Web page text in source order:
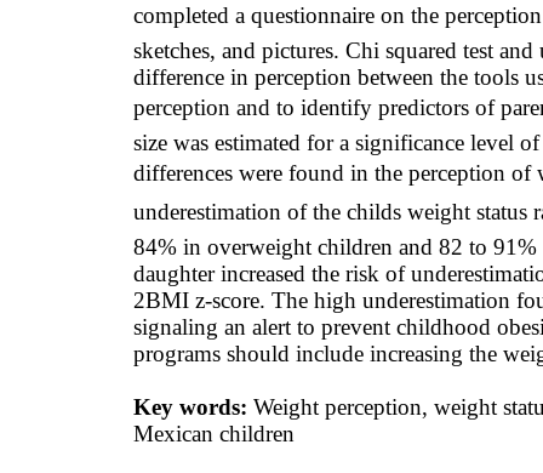
completed a questionnaire on the
sketches, and pictures. Chi squared test and
difference in perception between the tools
perception and to identify predictors of
size was estimated for a significance level
differences were found in the perception of
underestimation of the childs weight
84% in overweight children and 82 to
daughter increased the risk of
2BMI z-score. The high underestimation
signaling an alert to prevent childhood
programs should include increasing the
Key words: Weight perception, weight
Mexican children